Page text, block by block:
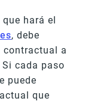
hará el
, debe
contractual a
cada paso
puede
que